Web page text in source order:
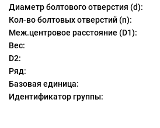
Диаметр болтового отверстия (d):
Кол-во болтовых отверстий (n):
Меж.центровое расстояние (D1):
Вес:
D2:
Ряд:
Базовая единица:
Идентификатор группы: